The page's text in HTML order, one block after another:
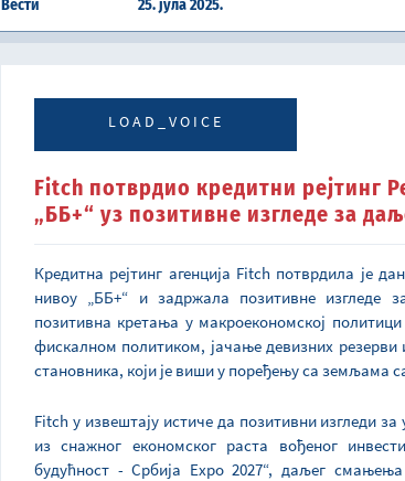
Вести 25. јула 2025.
LOAD_VOICE
Fitch потврдио кредитни рејтинг
„ББ+“ уз позитивне изгледе за
Кредитна рејтинг агенција Fitch потврдила је
нивоу „ББ+“ и задржала позитивне изгледе
позитивна кретања у макроекономској
фискалном политиком, јачање девизних
становника, који је виши у поређењу са земљама
Fitch у извештају истиче да позитивни изгледи
из снажног економског раста вођеног
будућност - Србија Еxpo 2027“, даљег